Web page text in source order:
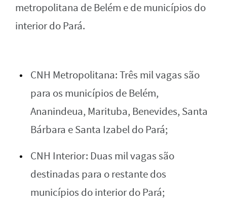
metropolitana de Belém e de municípios do
interior do Pará.
CNH Metropolitana: Três mil vagas são
para os municípios de Belém,
Ananindeua, Marituba, Benevides, Santa
Bárbara e Santa Izabel do Pará;
CNH Interior: Duas mil vagas são
destinadas para o restante dos
municípios do interior do Pará;